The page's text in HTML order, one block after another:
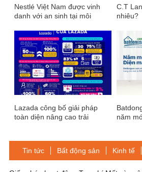
Nestlé Việt Nam được vinh
danh với an sinh tại môi
C.T
nhiêu?
Lazada công bố giải pháp
toàn diện nâng cao trải
năm
Tin tức Bất động sản Kinh tế